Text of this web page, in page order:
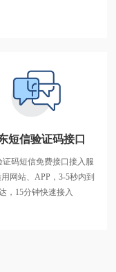
群发短信软件
端安卓苹果系统短信群发
短信验证码接口
证码短信免费接口接入服
网站、APP，3-5秒内到
，15分钟快速接入